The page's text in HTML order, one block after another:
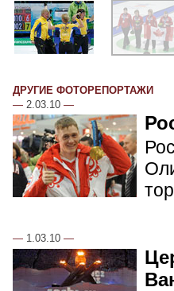
ДРУГИЕ ФОТОРЕПОРТАЖИ
— 2.03.10 —
— 1.03.10 —